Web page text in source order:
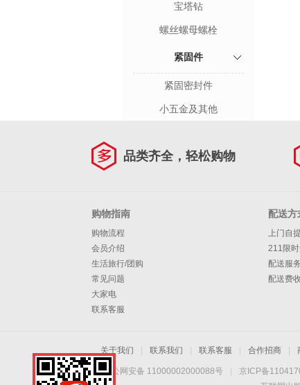
宝塔钻
螺丝螺母螺栓
紧固件
紧固密封件
小五金及其他
品类齐全，轻松购物
购物指南
购物流程
会员介绍
生活旅行/团购
常见问题
大家电
联系客服
配送方
上门自提
211限
配送服
配送费
关于我们 联系我们 联系客服 合作招商
京公网安备 11000002000088号 京ICP备